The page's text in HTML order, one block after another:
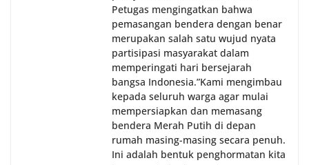
Petugas mengingatkan bahwa
pemasangan bendera dengan benar
merupakan salah satu wujud nyata
partisipasi masyarakat dalam
memperingati hari bersejarah
bangsa Indonesia.‎‎”Kami mengimbau
kepada seluruh warga agar mulai
mempersiapkan dan memasang
bendera Merah Putih di depan
rumah masing-masing secara penuh.
Ini adalah bentuk penghormatan kita